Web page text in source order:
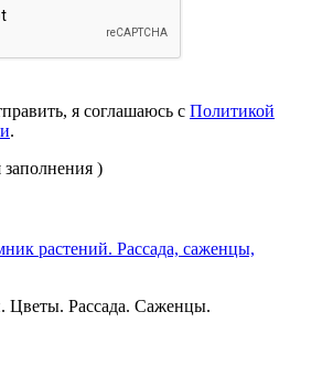
я соглашаюсь с Политикой
.
заполнения )
Цветы. Рассада. Саженцы.